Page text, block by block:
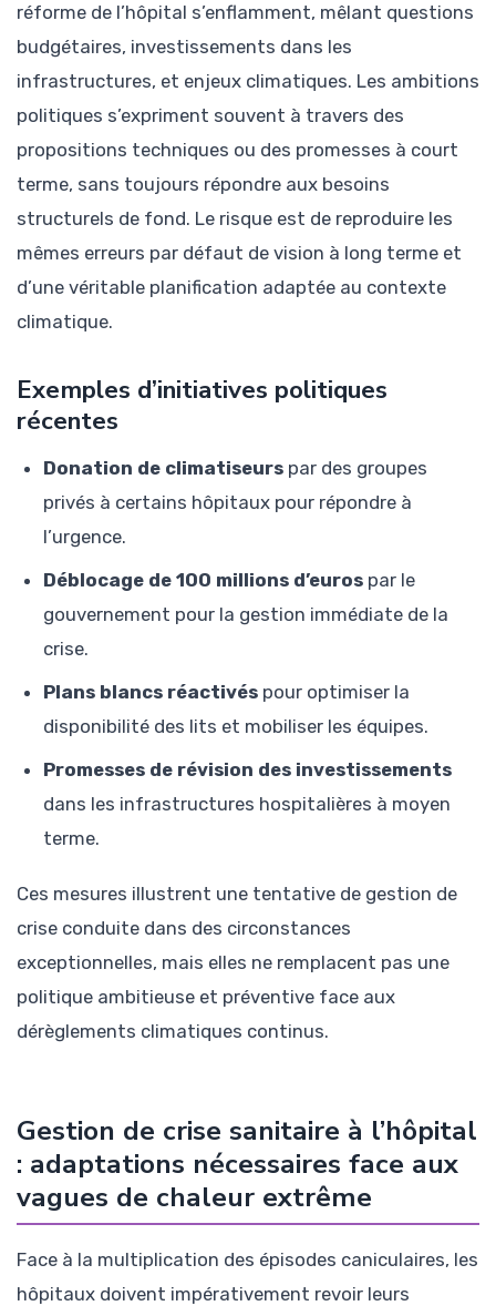
réforme de l’hôpital s’enflamment, mêlant questions
budgétaires, investissements dans les
infrastructures, et enjeux climatiques. Les ambitions
politiques s’expriment souvent à travers des
propositions techniques ou des promesses à court
terme, sans toujours répondre aux besoins
structurels de fond. Le risque est de reproduire les
mêmes erreurs par défaut de vision à long terme et
d’une véritable planification adaptée au contexte
climatique.
Exemples d’initiatives politiques
récentes
Donation de climatiseurs par des groupes
privés à certains hôpitaux pour répondre à
l’urgence.
Déblocage de 100 millions d’euros par le
gouvernement pour la gestion immédiate de la
crise.
Plans blancs réactivés pour optimiser la
disponibilité des lits et mobiliser les équipes.
Promesses de révision des investissements
dans les infrastructures hospitalières à moyen
terme.
Ces mesures illustrent une tentative de gestion de
crise conduite dans des circonstances
exceptionnelles, mais elles ne remplacent pas une
politique ambitieuse et préventive face aux
dérèglements climatiques continus.
Gestion de crise sanitaire à l’hôpital
: adaptations nécessaires face aux
vagues de chaleur extrême
Face à la multiplication des épisodes caniculaires, les
hôpitaux doivent impérativement revoir leurs